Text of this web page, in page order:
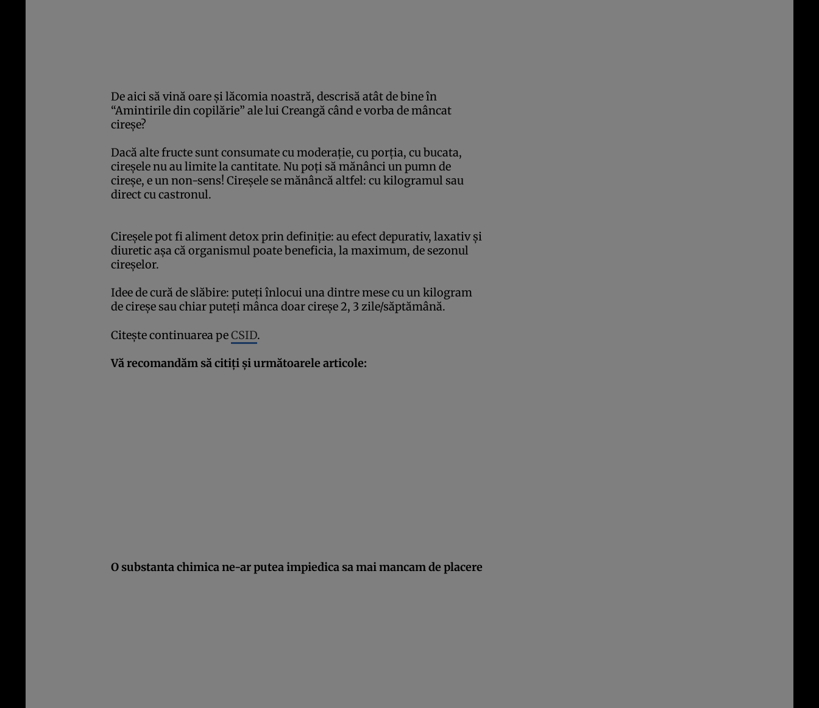
De aici să vină oare şi lăcomia noastră, descrisă atât de bine în
“Amintirile din copilărie” ale lui Creangă când e vorba de mâncat
cireşe?
Dacă alte fructe sunt consumate cu moderaţie, cu porţia, cu bucata,
cireşele nu au limite la cantitate. Nu poţi să mănânci un pumn de
cireşe, e un non-sens! Cireşele se mănâncă altfel: cu kilogramul sau
direct cu castronul.
Cireşele pot fi aliment detox prin definiţie: au efect depurativ, laxativ şi
diuretic aşa că organismul poate beneficia, la maximum, de sezonul
cireşelor.
Idee de cură de slăbire: puteţi înlocui una dintre mese cu un kilogram
de cireşe sau chiar puteţi mânca doar cireşe 2, 3 zile/săptămână.
Citeşte continuarea peCSID.
Vă recomandăm să citiţi şi următoarele articole:
O substanta chimica ne-ar putea impiedica sa mai mancam de placere